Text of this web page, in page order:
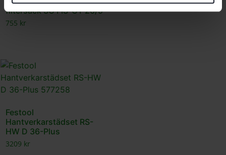
filtersäck SC FIS-CT 26/5
755 kr
Festool
Hantverkarstädset RS-
HW D 36-Plus
3209 kr